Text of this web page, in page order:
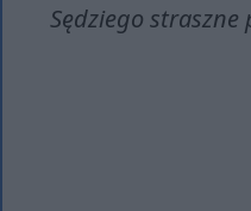
Sędziego straszne